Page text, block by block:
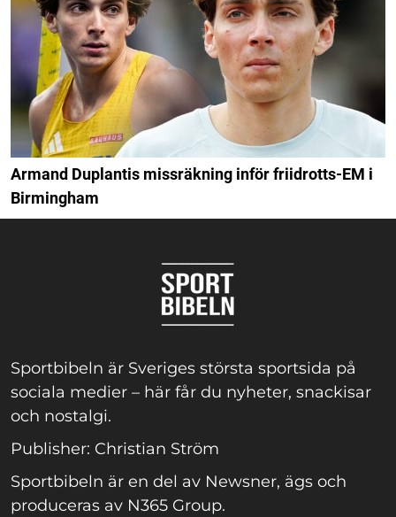
Armand Duplantis missräkning inför friidrotts-EM i
Birmingham
Sportbibeln är Sveriges största sportsida på
sociala medier – här får du nyheter, snackisar
och nostalgi.
Publisher: Christian Ström
Sportbibeln är en del av Newsner, ägs och
produceras av N365 Group.